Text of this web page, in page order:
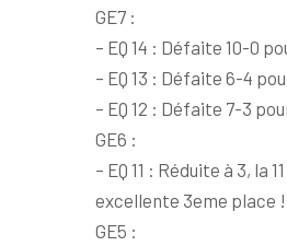
GE7 :
– EQ 14 : Défaite 10-0
– EQ 13 : Défaite 6-4
– EQ 12 : Défaite 7-3
GE6 :
– EQ 11 : Réduite à 3,
excellente 3eme place !
GE5 :